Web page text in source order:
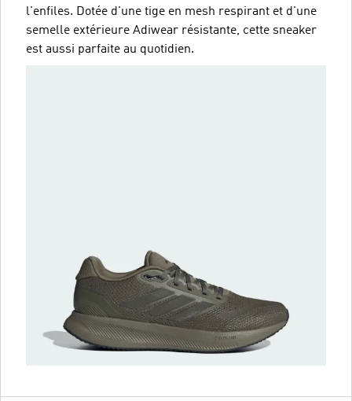
l'enfiles. Dotée d'une tige en mesh respirant et d'une
semelle extérieure Adiwear résistante, cette sneaker
est aussi parfaite au quotidien.